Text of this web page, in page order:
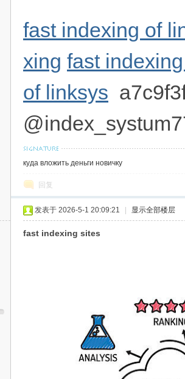
fast indexing of
xing fast
of linksys
куда вложить деньги новичку
回复
发表于 2026-5-1 20:09:21 显示全部楼层
fast indexing sites